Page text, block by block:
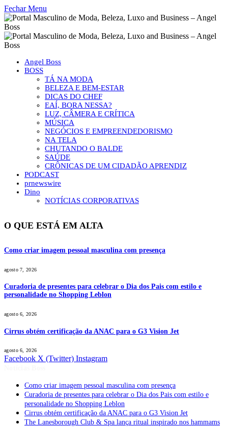
Fechar Menu
Angel Boss
BOSS
TÁ NA MODA
BELEZA E BEM-ESTAR
DICAS DO CHEF
EAÍ, BORA NESSA?
LUZ, CÂMERA E CRÍTICA
MÚSICA
NEGÓCIOS E EMPREENDEDORISMO
NA TELA
CHUTANDO O BALDE
SAÚDE
CRÔNICAS DE UM CIDADÃO APRENDIZ
PODCAST
prnewswire
Dino
NOTÍCIAS CORPORATIVAS
O QUE ESTÁ EM ALTA
Como criar imagem pessoal masculina com presença
agosto 7, 2026
Curadoria de presentes para celebrar o Dia dos Pais com estilo e
personalidade no Shopping Leblon
agosto 6, 2026
Cirrus obtém certificação da ANAC para o G3 Vision Jet
agosto 6, 2026
Facebook X (Twitter) Instagram
Como criar imagem pessoal masculina com presença
Curadoria de presentes para celebrar o Dia dos Pais com estilo e
personalidade no Shopping Leblon
Cirrus obtém certificação da ANAC para o G3 Vision Jet
The Lanesborough Club & Spa lança ritual inspirado nos hammams